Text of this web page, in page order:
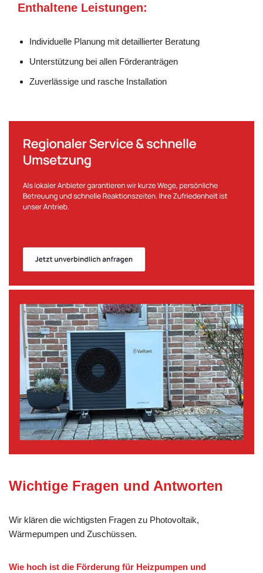
Enthaltene Leistungen:
Individuelle Planung mit detaillierter Beratung
Unterstützung bei allen Förderanträgen
Zuverlässige und rasche Installation
Wichtige Fragen und Antworten
Wir klären die wichtigsten Fragen zu Photovoltaik,
Wärmepumpen und Zuschüssen.
Wie hoch ist die Förderung für Heizpumpen und